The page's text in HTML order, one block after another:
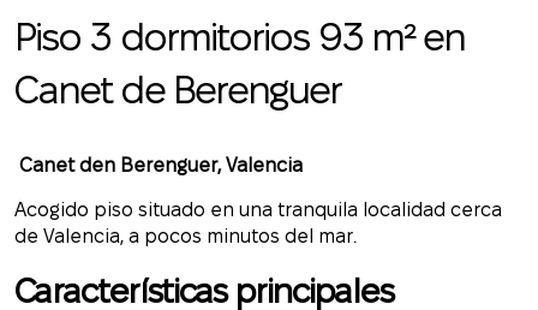
Piso 3 dormitorios 93 m² en
Canet de Berenguer
Canet den Berenguer, Valencia
Acogido piso situado en una tranquila localidad cerca
de Valencia, a pocos minutos del mar.
Características principales